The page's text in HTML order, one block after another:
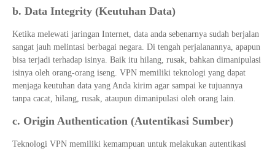
b. Data Integrity (Keutuhan Data)
Ketika melewati jaringan Internet, data anda sebenarnya sudah berjalan
sangat jauh melintasi berbagai negara. Di tengah perjalanannya, apapun
bisa terjadi terhadap isinya. Baik itu hilang, rusak, bahkan dimanipulasi
isinya oleh orang-orang iseng. VPN memiliki teknologi yang dapat
menjaga keutuhan data yang Anda kirim agar sampai ke tujuannya
tanpa cacat, hilang, rusak, ataupun dimanipulasi oleh orang lain.
c. Origin Authentication (Autentikasi Sumber)
Teknologi VPN memiliki kemampuan untuk melakukan autentikasi